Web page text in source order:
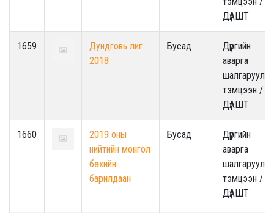
ДүАШТ
1659
Дундговь лиг
2018
Бусад
Дүүргийн
аварга
шалгаруулах
тэмцээн /
ДүАШТ
1660
2019 оны
нийтийн монгол
бөхийн
барилдаан
Бусад
Дүүргийн
аварга
шалгаруулах
тэмцээн /
ДүАШТ